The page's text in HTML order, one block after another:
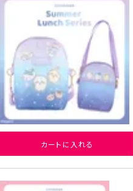
カートに入れる